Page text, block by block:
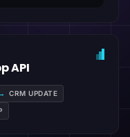
API
→ CRM UPDATE